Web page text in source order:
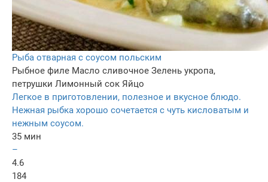
Рыба отварная с соусом польским
Рыбное филе Масло сливочное Зелень укропа,
петрушки Лимонный сок Яйцо
Легкое в приготовлении, полезное и вкусное блюдо.
Нежная рыбка хорошо сочетается с чуть кисловатым и
нежным соусом.
35 мин
–
4.6
184